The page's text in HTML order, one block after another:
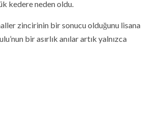
kedere neden oldu.
zincirinin bir sonucu olduğunu lisana
bir asırlık anılar artık yalnızca